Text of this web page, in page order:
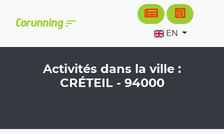
Corunningsort
EN
Activités dans la ville :
CRÉTEIL - 94000